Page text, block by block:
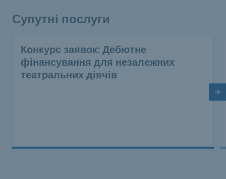
Супутні послуги
Конкурс заявок: Дебютне
фінансування для незалежних
театральних діячів